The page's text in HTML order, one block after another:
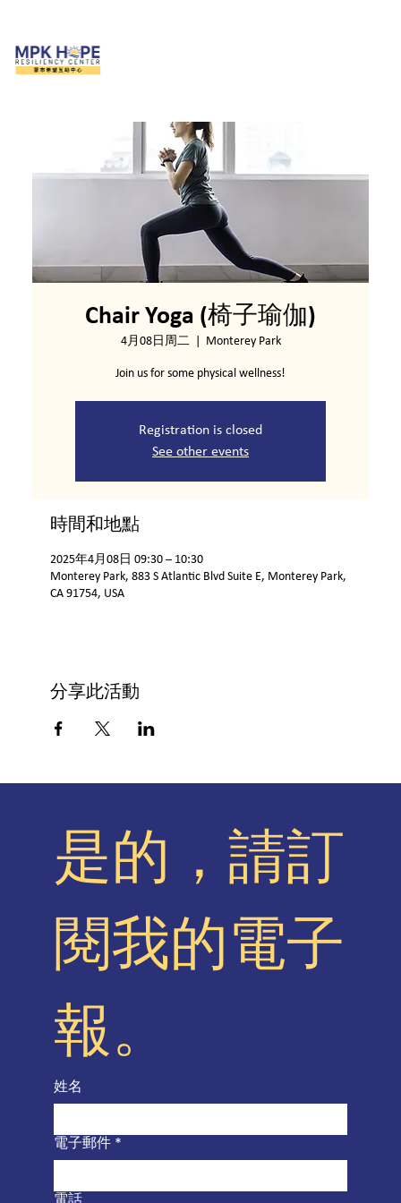
Chair Yoga (椅子瑜伽)
4月08日周二
  |
Monterey Park
Join us for some physical wellness!
Registration is closed
See other events
時間和地點
2025年4月08日 09:30 – 10:30
Monterey Park, 883 S Atlantic Blvd Suite E, Monterey Park,
CA 91754, USA
分享此活動
是的，請訂
閱我的電子
報。
姓名
電子郵件 *